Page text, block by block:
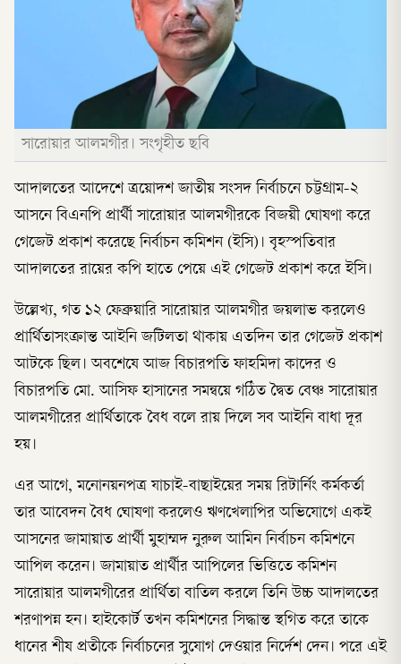
সারোয়ার আলমগীর। সংগৃহীত ছবি
আদালতের আদেশে ত্রয়োদশ জাতীয় সংসদ নির্বাচনে চট্টগ্রাম-২
আসনে বিএনপি প্রার্থী সারোয়ার আলমগীরকে বিজয়ী ঘোষণা করে
গেজেট প্রকাশ করেছে নির্বাচন কমিশন (ইসি)। বৃহস্পতিবার
আদালতের রায়ের কপি হাতে পেয়ে এই গেজেট প্রকাশ করে ইসি।
উল্লেখ্য, গত ১২ ফেব্রুয়ারি সারোয়ার আলমগীর জয়লাভ করলেও
প্রার্থিতাসংক্রান্ত আইনি জটিলতা থাকায় এতদিন তার গেজেট প্রকাশ
আটকে ছিল। অবশেষে আজ বিচারপতি ফাহমিদা কাদের ও
বিচারপতি মো. আসিফ হাসানের সমন্বয়ে গঠিত দ্বৈত বেঞ্চ সারোয়ার
আলমগীরের প্রার্থিতাকে বৈধ বলে রায় দিলে সব আইনি বাধা দূর
হয়।
এর আগে, মনোনয়নপত্র যাচাই-বাছাইয়ের সময় রিটার্নিং কর্মকর্তা
তার আবেদন বৈধ ঘোষণা করলেও ঋণখেলাপির অভিযোগে একই
আসনের জামায়াত প্রার্থী মুহাম্মদ নুরুল আমিন নির্বাচন কমিশনে
আপিল করেন। জামায়াত প্রার্থীর আপিলের ভিত্তিতে কমিশন
সারোয়ার আলমগীরের প্রার্থিতা বাতিল করলে তিনি উচ্চ আদালতের
শরণাপন্ন হন। হাইকোর্ট তখন কমিশনের সিদ্ধান্ত স্থগিত করে তাকে
ধানের শীষ প্রতীকে নির্বাচনের সুযোগ দেওয়ার নির্দেশ দেন। পরে এই